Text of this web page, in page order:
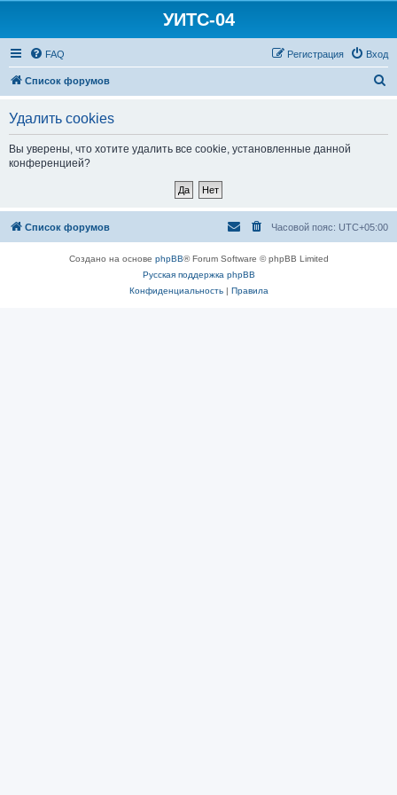
УИТС-04
FAQ Вход
Регистрация
Список форумов
Удалить cookies
Вы уверены, что хотите удалить все cookie, установленные данной
конференцией?
Список форумов Часовой пояс: UTC+05:00
Создано на основе phpBB® Forum Software © phpBB Limited
Русская поддержка phpBB
Конфиденциальность| Правила